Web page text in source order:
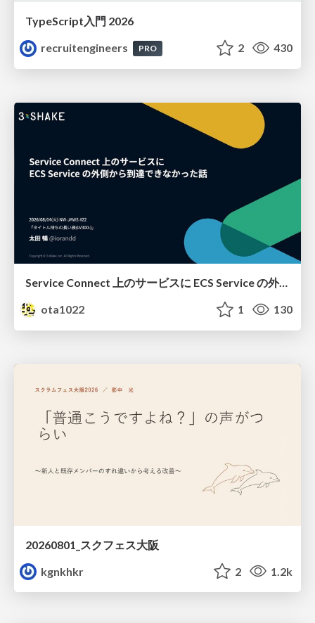
TypeScript入門 2026
recruitengineers
PRO 2 430
Service Connect 上のサービスに ECS Service の外側から到達できなかった話
ota1022
1 130
20260801_スクフェス大阪
kgnkhkr
2 1.2k